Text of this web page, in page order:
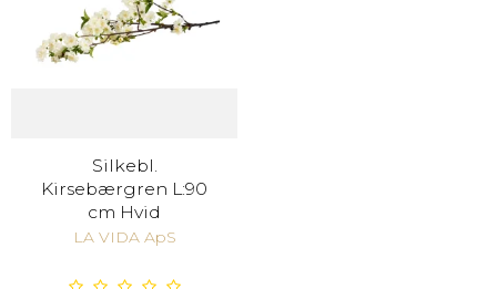
Silkebl.
Kirsebærgren L:90
cm Hvid
LA VIDA ApS